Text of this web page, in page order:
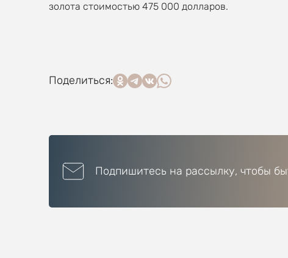
золота стоимостью 475 000 долларов.
Поделиться:
Подпишитесь на рассылку, чтобы